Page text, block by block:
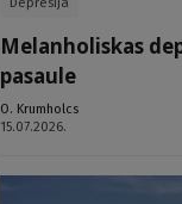
Melanholiskas
pasaule
O. Krumholcs
15.07.2026.